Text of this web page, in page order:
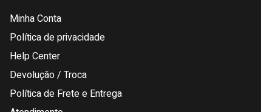
Minha Conta
Política de privacidade
Help Center
Devolução / Troca
Política de Frete e Entrega